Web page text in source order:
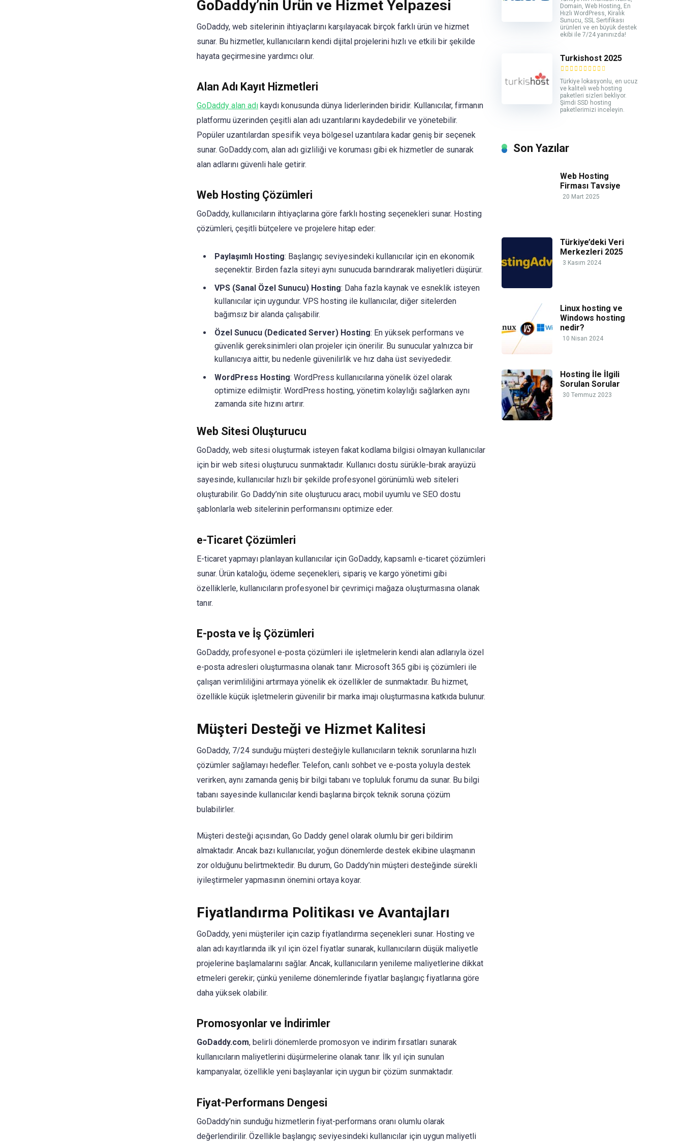
GoDaddy’nin Ürün ve Hizmet Yelpazesi
GoDaddy, web sitelerinin ihtiyaçlarını karşılayacak birçok farklı ürün ve hizmet
sunar. Bu hizmetler, kullanıcıların kendi dijital projelerini hızlı ve etkili bir şekilde
hayata geçirmesine yardımcı olur.
Alan Adı Kayıt Hizmetleri
GoDaddy alan adıkaydı konusunda dünya liderlerinden biridir. Kullanıcılar, firmanın
platformu üzerinden çeşitli alan adı uzantılarını kaydedebilir ve yönetebilir.
Popüler uzantılardan spesifik veya bölgesel uzantılara kadar geniş bir seçenek
sunar. GoDaddy.com, alan adı gizliliği ve koruması gibi ek hizmetler de sunarak
alan adlarını güvenli hale getirir.
Web Hosting Çözümleri
GoDaddy, kullanıcıların ihtiyaçlarına göre farklı hosting seçenekleri sunar. Hosting
çözümleri, çeşitli bütçelere ve projelere hitap eder:
Paylaşımlı Hosting: Başlangıç seviyesindeki kullanıcılar için en ekonomik
seçenektir. Birden fazla siteyi aynı sunucuda barındırarak maliyetleri düşürür.
VPS (Sanal Özel Sunucu) Hosting: Daha fazla kaynak ve esneklik isteyen
kullanıcılar için uygundur. VPS hosting ile kullanıcılar, diğer sitelerden
bağımsız bir alanda çalışabilir.
Özel Sunucu (Dedicated Server) Hosting: En yüksek performans ve
güvenlik gereksinimleri olan projeler için önerilir. Bu sunucular yalnızca bir
kullanıcıya aittir, bu nedenle güvenilirlik ve hız daha üst seviyededir.
WordPress Hosting: WordPress kullanıcılarına yönelik özel olarak
optimize edilmiştir. WordPress hosting, yönetim kolaylığı sağlarken aynı
zamanda site hızını artırır.
Web Sitesi Oluşturucu
GoDaddy, web sitesi oluşturmak isteyen fakat kodlama bilgisi olmayan kullanıcılar
için bir web sitesi oluşturucu sunmaktadır. Kullanıcı dostu sürükle-bırak arayüzü
sayesinde, kullanıcılar hızlı bir şekilde profesyonel görünümlü web siteleri
oluşturabilir. Go Daddy’nin site oluşturucu aracı, mobil uyumlu ve SEO dostu
şablonlarla web sitelerinin performansını optimize eder.
e-Ticaret Çözümleri
E-ticaret yapmayı planlayan kullanıcılar için GoDaddy, kapsamlı e-ticaret çözümleri
sunar. Ürün kataloğu, ödeme seçenekleri, sipariş ve kargo yönetimi gibi
özelliklerle, kullanıcıların profesyonel bir çevrimiçi mağaza oluşturmasına olanak
tanır.
E-posta ve İş Çözümleri
GoDaddy, profesyonel e-posta çözümleri ile işletmelerin kendi alan adlarıyla özel
e-posta adresleri oluşturmasına olanak tanır. Microsoft 365 gibi iş çözümleri ile
çalışan verimliliğini artırmaya yönelik ek özellikler de sunmaktadır. Bu hizmet,
özellikle küçük işletmelerin güvenilir bir marka imajı oluşturmasına katkıda bulunur.
Müşteri Desteği ve Hizmet Kalitesi
GoDaddy, 7/24 sunduğu müşteri desteğiyle kullanıcıların teknik sorunlarına hızlı
çözümler sağlamayı hedefler. Telefon, canlı sohbet ve e-posta yoluyla destek
verirken, aynı zamanda geniş bir bilgi tabanı ve topluluk forumu da sunar. Bu bilgi
tabanı sayesinde kullanıcılar kendi başlarına birçok teknik soruna çözüm
bulabilirler.
Müşteri desteği açısından, Go Daddy genel olarak olumlu bir geri bildirim
almaktadır. Ancak bazı kullanıcılar, yoğun dönemlerde destek ekibine ulaşmanın
zor olduğunu belirtmektedir. Bu durum, Go Daddy’nin müşteri desteğinde sürekli
iyileştirmeler yapmasının önemini ortaya koyar.
Fiyatlandırma Politikası ve Avantajları
GoDaddy, yeni müşteriler için cazip fiyatlandırma seçenekleri sunar. Hosting ve
alan adı kayıtlarında ilk yıl için özel fiyatlar sunarak, kullanıcıların düşük maliyetle
projelerine başlamalarını sağlar. Ancak, kullanıcıların yenileme maliyetlerine dikkat
etmeleri gerekir; çünkü yenileme dönemlerinde fiyatlar başlangıç fiyatlarına göre
daha yüksek olabilir.
Promosyonlar ve İndirimler
GoDaddy.com, belirli dönemlerde promosyon ve indirim fırsatları sunarak
kullanıcıların maliyetlerini düşürmelerine olanak tanır. İlk yıl için sunulan
kampanyalar, özellikle yeni başlayanlar için uygun bir çözüm sunmaktadır.
Fiyat-Performans Dengesi
GoDaddy’nin sunduğu hizmetlerin fiyat-performans oranı olumlu olarak
değerlendirilir. Özellikle başlangıç seviyesindeki kullanıcılar için uygun maliyetli
Domain, Web Hosting, En
Hızlı WordPress, Kiralık
Sunucu, SSL Sertifikası
ürünleri ve en büyük destek
ekibi ile 7/24 yanınızda!
Turkishost 2025
Türkiye lokasyonlu, en ucuz
ve kaliteli web hosting
paketleri sizleri bekliyor.
Şimdi SSD hosting
paketlerimizi inceleyin.
Son Yazılar
Web Hosting
Firması Tavsiye
20 Mart 2025
Türkiye’deki Veri
Merkezleri 2025
3 Kasım 2024
Linux hosting ve
Windows hosting
nedir?
10 Nisan 2024
Hosting İle İlgili
Sorulan Sorular
30 Temmuz 2023